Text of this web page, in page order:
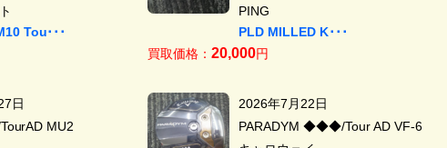
Tou･･･
PING
PLD MILLED K･･･
買取価格： 20,000円
日
MU2
2026年7月22日
PARADYM ◆◆◆/Tour AD VF-6